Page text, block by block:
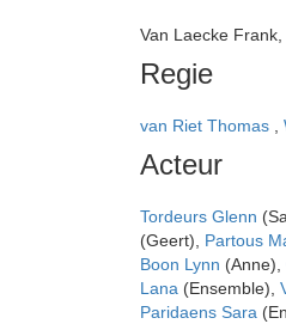
Van Laecke Frank,
Regie
van Riet Thomas
Acteur
Tordeurs Glenn
(Geert), Partous
Boon Lynn (Anne),
Lana (Ensemble),
Paridaens Sara